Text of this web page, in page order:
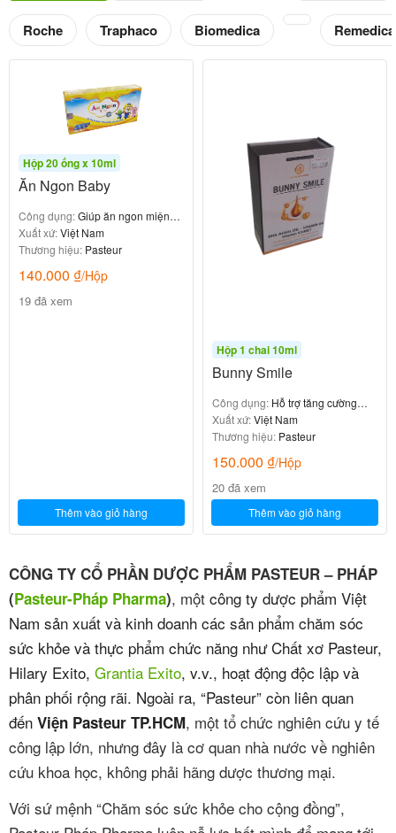
Roche Traphaco Biomedica Remedica
Hộp 20 ống x 10ml
Ăn Ngon Baby
Công dụng:Giúp ăn ngon miệng,
hỗ trợ tăng sức đề kháng
Xuất xứ:Việt Nam
Thương hiệu: Pasteur
140.000 ₫/Hộp
19 đã xem
Thêm vào giỏ hàng
Hộp 1 chai 10ml
Bunny Smile
Công dụng: Hỗ trợ tăng cường
hấp thu canxi, giúp xương và răng
chắc khỏe, giảm nguy cơ còi
Xuất xứ:Việt Nam
Thương hiệu: Pasteur
150.000 ₫/Hộp
20 đã xem
Thêm vào giỏ hàng
CÔNG TY CỔ PHẦN DƯỢC PHẨM PASTEUR – PHÁP
(Pasteur-Pháp Pharma), một công ty dược phẩm Việt
Nam sản xuất và kinh doanh các sản phẩm chăm sóc
sức khỏe và thực phẩm chức năng như Chất xơ Pasteur,
Hilary Exito, Grantia Exito, v.v., hoạt động độc lập và
phân phối rộng rãi. Ngoài ra, “Pasteur” còn liên quan
đến Viện Pasteur TP.HCM, một tổ chức nghiên cứu y tế
công lập lớn, nhưng đây là cơ quan nhà nước về nghiên
cứu khoa học, không phải hãng dược thương mại.
Với sứ mệnh “Chăm sóc sức khỏe cho cộng đồng”,